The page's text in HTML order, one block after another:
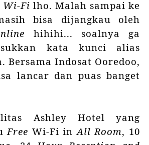
Wi-Filho. Malah sampai ke
bisa dijangkau oleh
hihihi... soalnya ga
kata kunci alias
BersamaIndosat Ooredoo,
lancar dan puas banget
Ashley Hotel yang
Free Wi-Fi in All Room, 10